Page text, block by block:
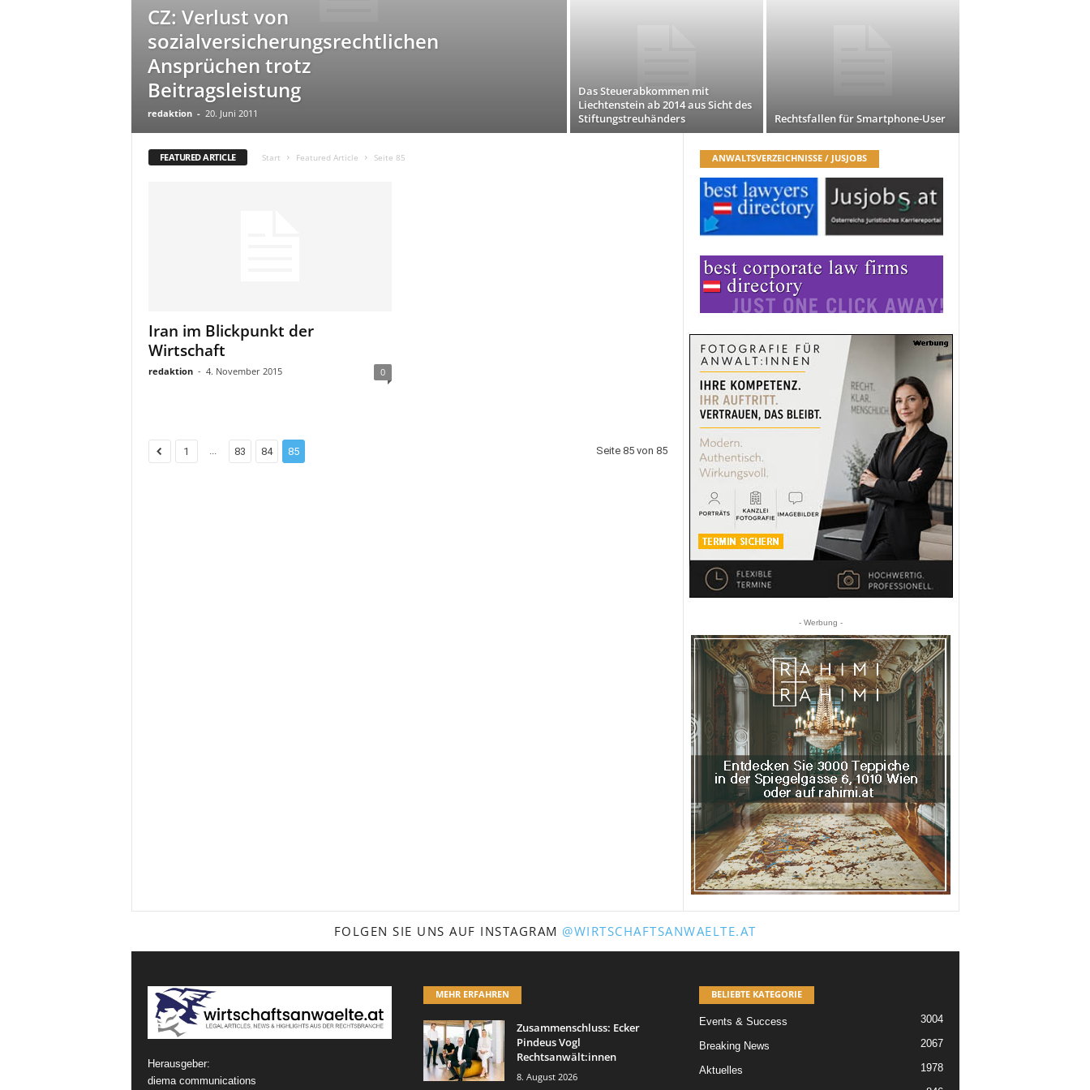
CZ: Verlust von
sozialversicherungsrechtlichen
Ansprüchen trotz
Beitragsleistung
redaktion - 20. Juni 2011
Das Steuerabkommen mit
Liechtenstein ab 2014 aus Sicht des
Stiftungstreuhänders
Rechtsfallen für Smartphone-User
FEATURED ARTICLE Start Featured Article Seite 85
Iran im Blickpunkt der
Wirtschaft
redaktion - 4. November 2015 0
1 ... 83 84 85 Seite 85 von 85
ANWALTSVERZEICHNISSE / JUSJOBS
- Werbung -
FOLGEN SIE UNS AUF INSTAGRAM @WIRTSCHAFTSANWAELTE.AT
Herausgeber:
diema communications
MEHR ERFAHREN
Zusammenschluss: Ecker
Pindeus Vogl
Rechtsanwält:innen
8. August 2026
BELIEBTE KATEGORIE
Events & Success 3004
Breaking News 2067
Aktuelles 1978